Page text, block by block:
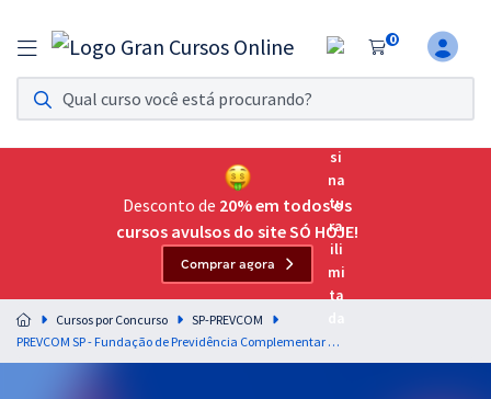
0
Assinatura Ilimitada 11
Acesso a todos os cursos. Teste grátis por 7 dias!
Assinatura OAB Até Passar
Acesso ilimitado a toda preparação para o Exame da
Residências Multiprofissionais
Preparação completa e intensiva para as principais
residências em saúde do Brasil
Desconto de 20% em todos os
cursos avulsos do site SÓ HOJE!
Comprar agora
Cursos por Concurso
SP-PREVCOM
PREVCOM SP - Fundação de Previdência Complementar do Estado de São Paulo - Conhecimentos Básicos para Todos os Cargos (Pós-Edital)